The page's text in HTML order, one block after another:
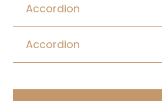
Accordion
Accordion